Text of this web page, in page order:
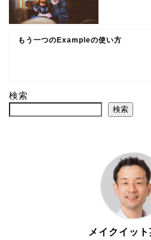
もう一つのExampleの使い方
検索
検索
メイクイッ